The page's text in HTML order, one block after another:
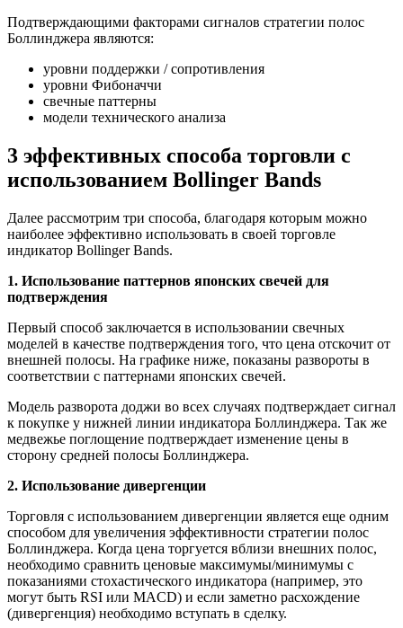
Подтверждающими факторами сигналов стратегии полос
Боллинджера являются:
уровни поддержки / сопротивления
уровни Фибоначчи
свечные паттерны
модели технического анализа
3 эффективных способа торговли с
использованием Bollinger Bands
Далее рассмотрим три способа, благодаря которым можно
наиболее эффективно использовать в своей торговле
индикатор Bollinger Bands.
1. Использование паттернов японских свечей для
подтверждения
Первый способ заключается в использовании свечных
моделей в качестве подтверждения того, что цена отскочит от
внешней полосы. На графике ниже, показаны развороты в
соответствии с паттернами японских свечей.
Модель разворота доджи во всех случаях подтверждает сигнал
к покупке у нижней линии индикатора Боллинджера. Так же
медвежье поглощение подтверждает изменение цены в
сторону средней полосы Боллинджера.
2. Использование дивергенции
Торговля с использованием дивергенции является еще одним
способом для увеличения эффективности стратегии полос
Боллинджера. Когда цена торгуется вблизи внешних полос,
необходимо сравнить ценовые максимумы/минимумы с
показаниями стохастического индикатора (например, это
могут быть RSI или MACD) и если заметно расхождение
(дивергенция) необходимо вступать в сделку.